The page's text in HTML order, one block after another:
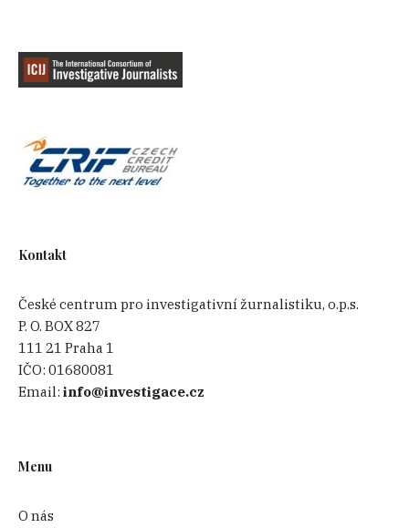
Kontakt
České centrum pro investigativní žurnalistiku, o.p.s.
P. O. BOX 827
111 21 Praha 1
IČO:01680081
Email:info@investigace.cz
Menu
O nás